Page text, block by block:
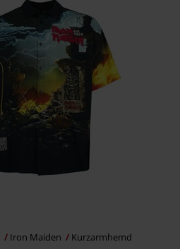
Iron Maiden Kurzarmhemd